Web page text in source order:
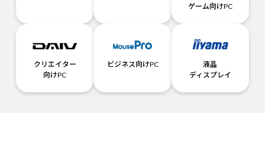
ゲーム向けPC
クリエイター
向けPC
ビジネス向けPC
液晶
ディスプレイ